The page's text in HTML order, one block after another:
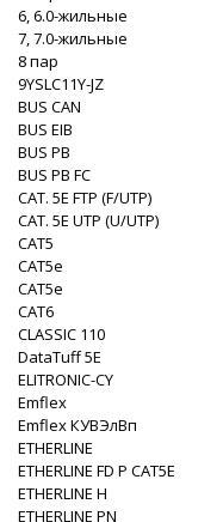
6, 6.0-жильные
7, 7.0-жильные
8 пар
9YSLC11Y-JZ
BUS CAN
BUS EIB
BUS PB
BUS PB FC
CAT. 5Е FTP (F/UTP)
CAT. 5Е UTP (U/UTP)
CAT5
CAT5e
CAT5e
CAT6
CLASSIC 110
DataTuff 5E
ELITRONIC-CY
Emflex
Emflex КУВЭлВп
ETHERLINE
ETHERLINE FD P CAT5E
ETHERLINE H
ETHERLINE PN